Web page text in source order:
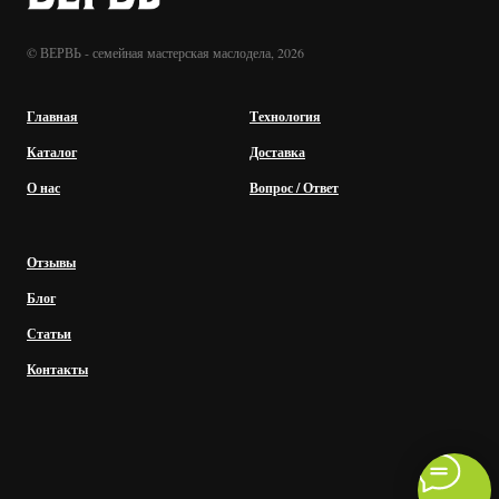
© ВЕРВЬ - семейная мастерская маслодела, 2026
Главная
Каталог
О нас
Технология
Доставка
Вопрос / Ответ
Отзывы
Блог
Статьи
Контакты